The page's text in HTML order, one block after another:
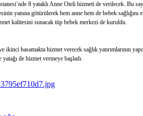
8 yataklı Anne Oteli hizmeti de verilecek. Bu
yanına götürülerek hem anne hem de bebek
kalitesini sunacak tüp bebek merkezi de kuruldu.
ikinci basamakta hizmet verecek sağlık yatırımlarının
ile hizmet vermeye başladı.